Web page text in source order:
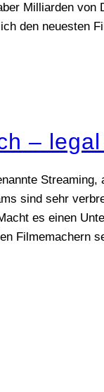
Milliarden
den neuesten
–
sind sehr
es einen
Filmemachern